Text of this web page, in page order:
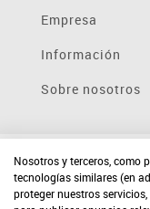
Empresa
Información
Sobre nosotros
Nosotros y terceros, como
tecnologías similares (en
proteger nuestros